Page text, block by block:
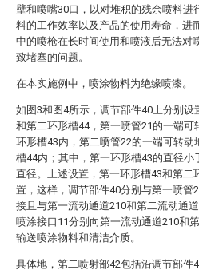
壁和喷嘴30口，以对堆积的残余喷料进
料的工作效率以及产品的使用寿命，进
中的喷枪在长时间使用和喷液后无法对
致堵塞的问题。
在本实施例中，喷涂物料为绝缘喷漆。
如图3和图4所示，调节部件40上分别设
和第二环形槽44，第一喷管21的一端可
环形槽43内，第二喷管22的一端可转动
槽44内；其中，第一环形槽43的直径小
直径。上述设置，第一环形槽43和第二
置，这样，调节部件40分别与第一喷管
接且与第一流动通道210和第二流动通
喷涂接口11分别向第一流动通道210和
输送喷涂物料和清洁介质。
具体地，第二喷射部42包括沿调节部件